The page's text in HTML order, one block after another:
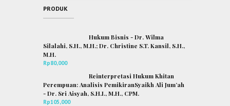
PRODUK
Hukum Bisnis - Dr. Wilma
Silalahi, S.H., M.H.; Dr. Christine S.T. Kansil, S.H.,
M.H.
Rp80,000
Reinterpretasi Hukum Khitan
Perempuan: Analisis PemikiranSyaikh Ali Jum’ah
- Dr. Sri Aisyah, S.H.I., M.H., CPM.
Rp105,000